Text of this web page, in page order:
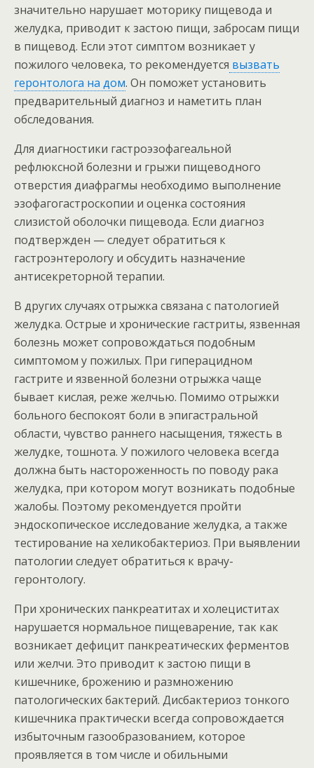
значительно нарушает моторику пищевода и
желудка, приводит к застою пищи, забросам пищи
в пищевод. Если этот симптом возникает у
пожилого человека, то рекомендуется вызвать
геронтолога на дом. Он поможет установить
предварительный диагноз и наметить план
обследования.
Для диагностики гастроэзофагеальной
рефлюксной болезни и грыжи пищеводного
отверстия диафрагмы необходимо выполнение
эзофагогастроскопии и оценка состояния
слизистой оболочки пищевода. Если диагноз
подтвержден — следует обратиться к
гастроэнтерологу и обсудить назначение
антисекреторной терапии.
В других случаях отрыжка связана с патологией
желудка. Острые и хронические гастриты, язвенная
болезнь может сопровождаться подобным
симптомом у пожилых. При гиперацидном
гастрите и язвенной болезни отрыжка чаще
бывает кислая, реже желчью. Помимо отрыжки
больного беспокоят боли в эпигастральной
области, чувство раннего насыщения, тяжесть в
желудке, тошнота. У пожилого человека всегда
должна быть настороженность по поводу рака
желудка, при котором могут возникать подобные
жалобы. Поэтому рекомендуется пройти
эндоскопическое исследование желудка, а также
тестирование на хеликобактериоз. При выявлении
патологии следует обратиться к врачу-
геронтологу.
При хронических панкреатитах и холециститах
нарушается нормальное пищеварение, так как
возникает дефицит панкреатических ферментов
или желчи. Это приводит к застою пищи в
кишечнике, брожению и размножению
патологических бактерий. Дисбактериоз тонкого
кишечника практически всегда сопровождается
избыточным газообразованием, которое
проявляется в том числе и обильными